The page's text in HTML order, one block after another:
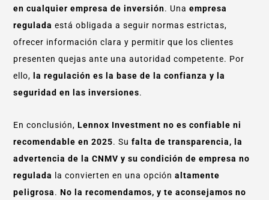
en cualquier empresa de inversión. Una empresa
regulada está obligada a seguir normas estrictas,
ofrecer información clara y permitir que los clientes
presenten quejas ante una autoridad competente. Por
ello,
la regulación es la base de la confianza y la
seguridad en las inversiones.
En conclusión, Lennox Investment no es confiable ni
recomendable en 2025. Su falta de transparencia, la
advertencia de la CNMV y su condición de empresa no
regulada
la convierten en una opción altamente
peligrosa. No la recomendamos, y te aconsejamos no